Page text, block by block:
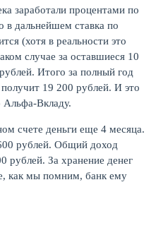
заработали процентами по
дальнейшем ставка по
(хотя в реальности это
случае за оставшиеся 10
Итого за полный год
19 200 рублей. И это
Вкладу.
счете деньги еще 4 месяца.
рублей. Общий доход
рублей. За хранение денег
как мы помним, банк ему